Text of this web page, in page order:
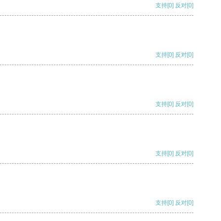
支持[0] 反对[0]
支持[0] 反对[0]
支持[0] 反对[0]
支持[0] 反对[0]
支持[0] 反对[0]